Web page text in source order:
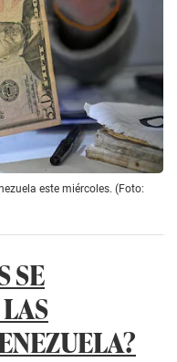
este miércoles. (Foto:
SE